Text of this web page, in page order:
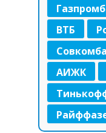
ВТБ
АИЖК